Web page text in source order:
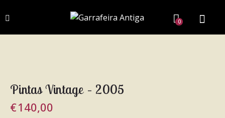
0
Pintas Vintage – 2005
€140,00